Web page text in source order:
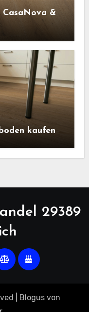
CasaNova &
kaufen
29389
Blogus von